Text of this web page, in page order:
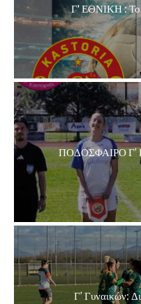
Γ' ΕΘΝΙΚΗ : Το
ΠΟΔΟΣΦΑΙΡΟ Γ’
Γ’ Γυναικών: